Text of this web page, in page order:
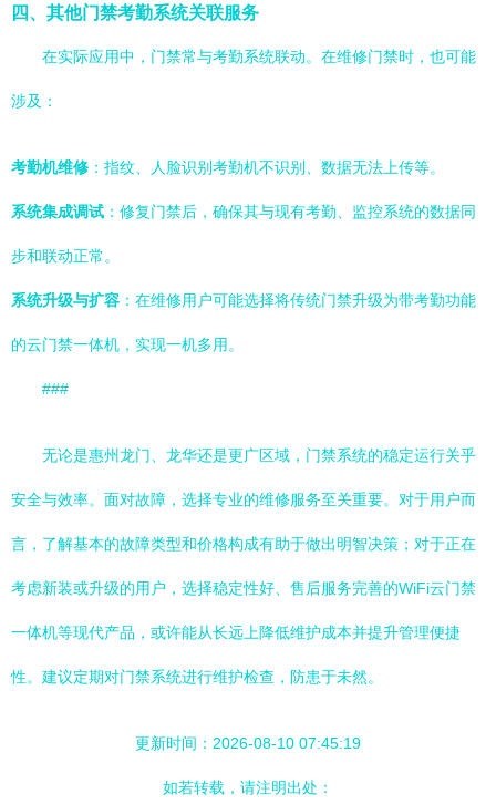
四、其他门禁考勤系统关联服务
在实际应用中，门禁常与考勤系统联动。在维修门禁时，也可能
涉及：
考勤机维修 ：指纹、人脸识别考勤机不识别、数据无法上传等。
系统集成调试 ：修复门禁后，确保其与现有考勤、监控系统的数据同
步和联动正常。
系统升级与扩容 ：在维修用户可能选择将传统门禁升级为带考勤功能
的云门禁一体机，实现一机多用。
###
无论是惠州龙门、龙华还是更广区域，门禁系统的稳定运行关乎
安全与效率。面对故障，选择专业的维修服务至关重要。对于用户而
言，了解基本的故障类型和价格构成有助于做出明智决策；对于正在
考虑新装或升级的用户，选择稳定性好、售后服务完善的WiFi云门禁
一体机等现代产品，或许能从长远上降低维护成本并提升管理便捷
性。建议定期对门禁系统进行维护检查，防患于未然。
更新时间：2026-08-10 07:45:19
如若转载，请注明出处：